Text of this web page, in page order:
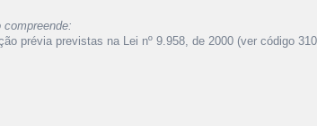
prévia previstas na Lei nº 9.958, de 2000 (ver código